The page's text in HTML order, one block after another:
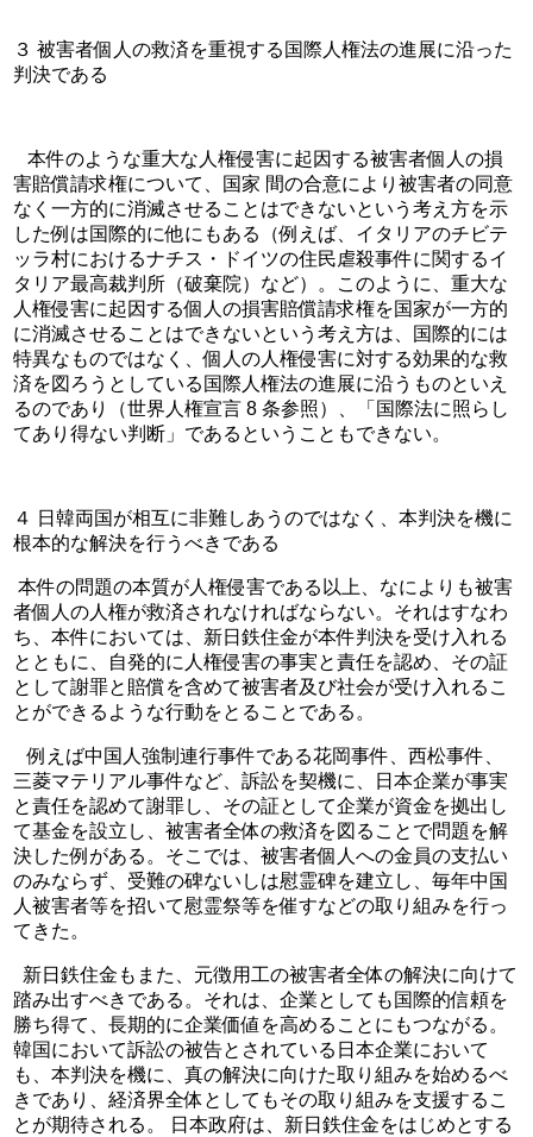
３ 被害者個人の救済を重視する国際人権法の進展に沿った
判決である
害賠償請求権について、国家 間の合意により被害者の同意
なく一方的に消滅させることはできないという考え方を示
した例は国際的に他にもある（例えば、イタリアのチビテ
ッラ村におけるナチス・ドイツの住民虐殺事件に関するイ
タリア最高裁判所（破棄院）など）。このように、重大な
人権侵害に起因する個人の損害賠償請求権を国家が一方的
に消滅させることはできないという考え方は、国際的には
特異なものではなく、個人の人権侵害に対する効果的な救
済を図ろうとしている国際人権法の進展に沿うものといえ
るのであり（世界人権宣言 8 条参照）、「国際法に照らし
てあり得ない判断」であるということもできない。
４ 日韓両国が相互に非難しあうのではなく、本判決を機に
根本的な解決を行うべきである
者個人の人権が救済されなければならない。それはすなわ
ち、本件においては、新日鉄住金が本件判決を受け入れる
とともに、自発的に人権侵害の事実と責任を認め、その証
として謝罪と賠償を含めて被害者及び社会が受け入れるこ
とができるような行動をとることである。
   例えば中国人強制連行事件である花岡事件、西松事件、
三菱マテリアル事件など、訴訟を契機に、日本企業が事実
と責任を認めて謝罪し、その証として企業が資金を拠出し
て基金を設立し、被害者全体の救済を図ることで問題を解
決した例がある。そこでは、被害者個人への金員の支払い
のみならず、受難の碑ないしは慰霊碑を建立し、毎年中国
人被害者等を招いて慰霊祭等を催すなどの取り組みを行っ
てきた。
踏み出すべきである。それは、企業としても国際的信頼を
勝ち得て、長期的に企業価値を高めることにもつながる。
韓国において訴訟の被告とされている日本企業において
も、本判決を機に、真の解決に向けた取り組みを始めるべ
きであり、経済界全体としてもその取り組みを支援するこ
とが期待される。 日本政府は、新日鉄住金をはじめとする